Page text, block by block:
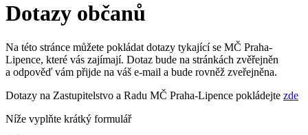
Dotazy občanů
Na této stránce můžete pokládat dotazy tykající se MČ Praha-
Lipence, které vás zajímají. Dotaz bude na stránkách zvěřejněn
a odpověď vám přijde na váš e-mail a bude rovněž zveřejněna.
Dotazy na Zastupitelstvo a Radu MČ Praha-Lipence pokládejte zde
Níže vyplňte krátký formulář